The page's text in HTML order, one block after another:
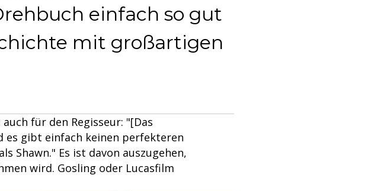
einfach so gut
mit großartigen
für den Regisseur: "[Das
es gibt einfach keinen perfekteren
Shawn." Es ist davon auszugehen,
wird. Gosling oder Lucasfilm